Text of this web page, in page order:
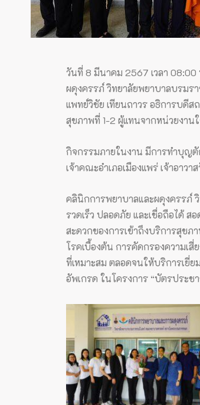
วันที่ 8 มีนาคม 2567 เวลา
ผดุงครรภ์ วิทยาลัยพยาบาลบรมร
แพทย์วิชัย เทียนถาวร อธิการบดี
สุขภาพที่ 1-2 ผู้แทนจากหน่วยงาน
กิจกรรมภายในงาน มีการทำบุญตั
เจ้าคณะอำเภอเมืองแพร่ เจ้าอา
คลินิกการพยาบาลและผดุงครรภ์
รวดเร็ว ปลอดภัย และเชื่อถือได้
สะดวกของการเข้าถึงบริการสุขภ
โรคเบื้องต้น การคัดกรองความเ
ที่เหมาะสม ตลอดจนให้บริการเยี่
อัพเกรด ในโครงการ “บัตรประช